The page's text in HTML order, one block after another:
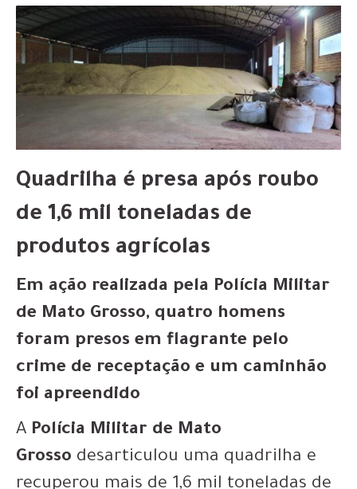
Quadrilha é presa após roubo
de 1,6 mil toneladas de
produtos agrícolas
Em ação realizada pela Polícia Militar
de Mato Grosso, quatro homens
foram presos em flagrante pelo
crime de receptação e um caminhão
foi apreendido
A Polícia Militar de Mato
Grosso desarticulou uma quadrilha e
recuperou mais de 1,6 mil toneladas de